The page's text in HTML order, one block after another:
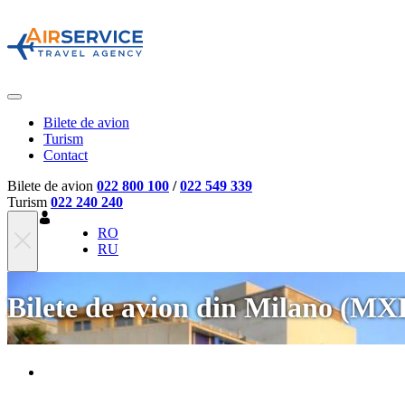
Bilete de avion
Turism
Contact
Bilete de avion 022 800 100 /022 549 339
Turism 022 240 240
RO
RU
Bilete de avion din Milano